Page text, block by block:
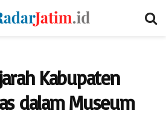
Kabupaten
dalam Museum